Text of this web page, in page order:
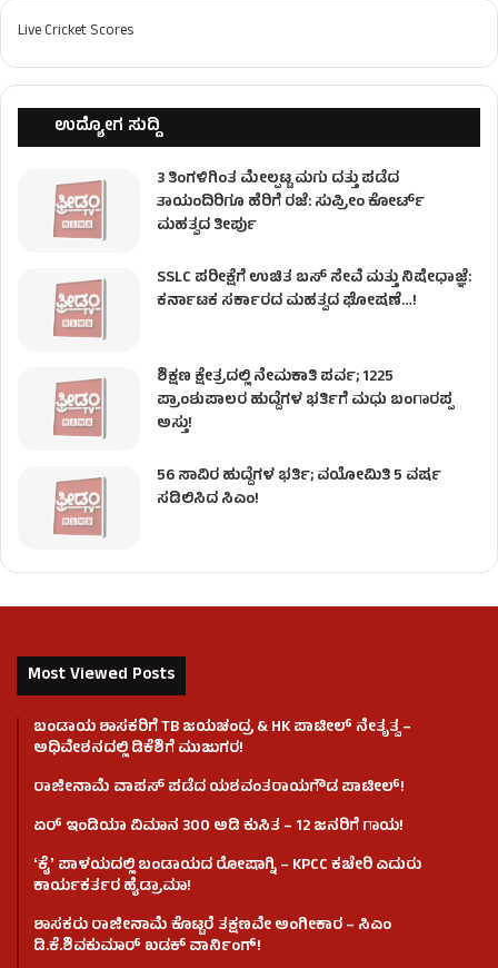
Live Cricket Scores
ಉದ್ಯೋಗ ಸುದ್ದಿ
3 ತಿಂಗಳಿಗಿಂತ ಮೇಲ್ಪಟ್ಟ ಮಗು ದತ್ತು ಪಡೆದ
ತಾಯಂದಿರಿಗೂ ಹೆರಿಗೆ ರಜೆ: ಸುಪ್ರೀಂ ಕೋರ್ಟ್
ಮಹತ್ವದ ತೀರ್ಪು
SSLC ಪರೀಕ್ಷೆಗೆ ಉಚಿತ ಬಸ್ ಸೇವೆ ಮತ್ತು ನಿಷೇಧಾಜ್ಞೆ:
ಕರ್ನಾಟಕ ಸರ್ಕಾರದ ಮಹತ್ವದ ಘೋಷಣೆ…!
ಶಿಕ್ಷಣ ಕ್ಷೇತ್ರದಲ್ಲಿ ನೇಮಕಾತಿ ಪರ್ವ; 1225
ಪ್ರಾಂಶುಪಾಲರ ಹುದ್ದೆಗಳ ಭರ್ತಿಗೆ ಮಧು ಬಂಗಾರಪ್ಪ
ಅಸ್ತು!
56 ಸಾವಿರ ಹುದ್ದೆಗಳ ಭರ್ತಿ; ವಯೋಮಿತಿ 5 ವರ್ಷ
ಸಡಿಲಿಸಿದ ಸಿಎಂ!
Most Viewed Posts
ಬಂಡಾಯ ಶಾಸಕರಿಗೆ TB ಜಯಚಂದ್ರ & HK ಪಾಟೀಲ್ ನೇತೃತ್ವ –
ಅಧಿವೇಶನದಲ್ಲಿ ಡಿಕೆಶಿಗೆ ಮುಜುಗರ!
ರಾಜೀನಾಮೆ ವಾಪಸ್ ಪಡೆದ ಯಶವಂತರಾಯಗೌಡ ಪಾಟೀಲ್‌!
ಏರ್ ಇಂಡಿಯಾ ವಿಮಾನ 300 ಅಡಿ ಕುಸಿತ – 12 ಜನರಿಗೆ ಗಾಯ!
ʻಕೈʼ​ ಪಾಳಯದಲ್ಲಿ ಬಂಡಾಯದ ರೋಷಾಗ್ನಿ – KPCC ಕಚೇರಿ ಎದುರು
ಕಾರ್ಯಕರ್ತರ ಹೈಡ್ರಾಮಾ!
ಶಾಸಕರು ರಾಜೀನಾಮೆ ಕೊಟ್ಟರೆ ತಕ್ಷಣವೇ ಅಂಗೀಕಾರ – ಸಿಎಂ
ಡಿ.ಕೆ.ಶಿವಕುಮಾರ್ ಖಡಕ್ ವಾರ್ನಿಂಗ್!